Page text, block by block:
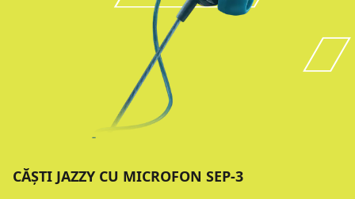
CĂȘTI JAZZY CU MICROFON SEP-3